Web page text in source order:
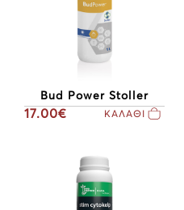
Bud Power Stoller
17.00€ ΚΑΛΑΘΙ